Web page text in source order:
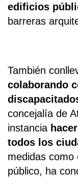
edificios
barreras
También
colaborando
concejalía de
instancia
todos los
medidas
público, ha